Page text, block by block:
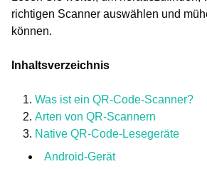
richtigen Scanner auswählen und
können.
Inhaltsverzeichnis
Was ist ein QR-Code-Scanner?
Arten von QR-Scannern
Native QR-Code-Lesegeräte
Android-Gerät